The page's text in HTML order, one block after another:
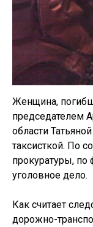
Женщина,
председателем
области
таксисткой. По
прокуратуры,
уголовное дело.
Как считает
дорожно-